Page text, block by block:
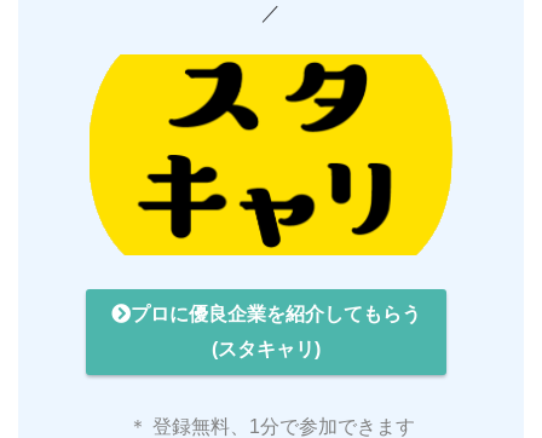
／
プロに優良企業を紹介してもらう
(スタキャリ)
＊ 登録無料、1分で参加できます